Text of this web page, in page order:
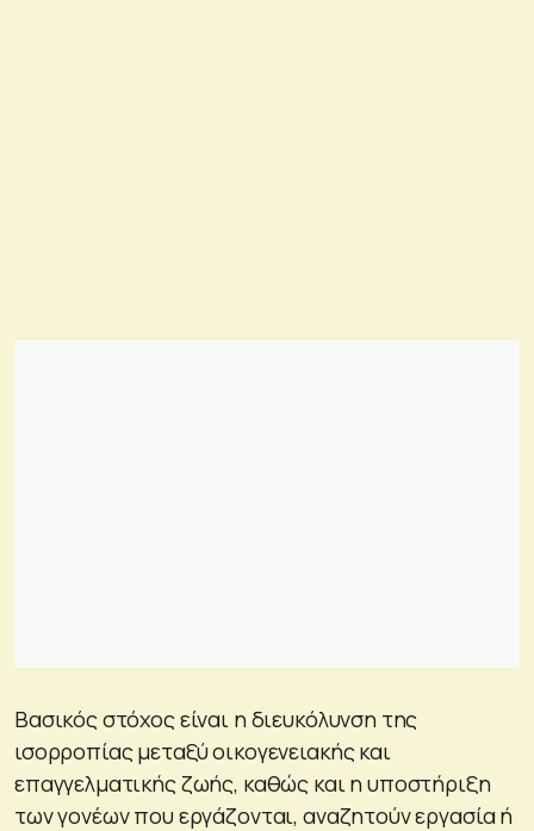
Βασικός στόχος είναι η διευκόλυνση της
ισορροπίας μεταξύ οικογενειακής και
επαγγελματικής ζωής, καθώς και η υποστήριξη
των γονέων που εργάζονται, αναζητούν εργασία ή